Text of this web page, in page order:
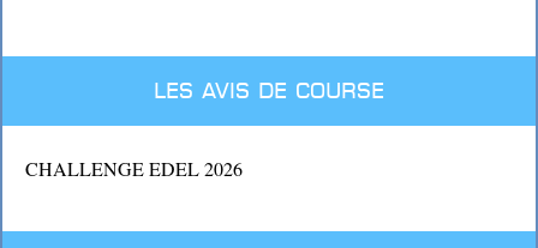
Les avis de course
CHALLENGE EDEL 2026